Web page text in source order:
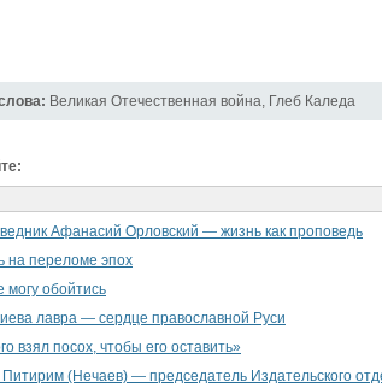
Великая Отечественная война, Глеб Каледа
Афанасий Орловский — жизнь как проповедь
на переломе эпох
могу обойтись
лавра — сердце православной Руси
взял посох, чтобы его оставить»
(Нечаев) — председатель Издательского